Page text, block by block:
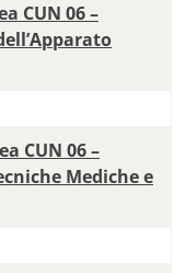
CUN 06 –
CUN 06 –
Mediche e